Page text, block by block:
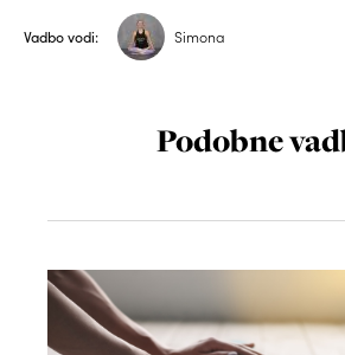
Vadbo vodi: Simona
Podobne